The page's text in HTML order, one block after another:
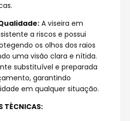
A viseira em
a riscos e possui
os olhos dos raios
uma visão clara e nítida.
substituível e preparada
garantindo
em qualquer situação.
TÉCNICAS: